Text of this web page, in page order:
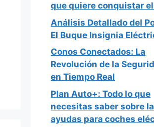
que quiere conquistar
Análisis Detallado del
El Buque Insignia
Conos Conectados: La
Revolución de la
en Tiempo Real
Plan Auto+: Todo lo que
necesitas saber sobre
ayudas para coches